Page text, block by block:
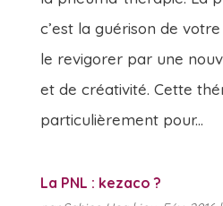
c’est la guérison de
le revigorer par une
et de créativité. Cette
particulièrement pour...
La PNL : kezaco ?